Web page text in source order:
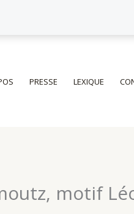
PRESSE LEXIQUE
motif